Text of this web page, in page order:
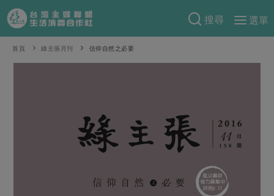
搜尋
選單
產品分類
防災用品預購圓滿結束
一籃菜真心話
首頁 綠主張月刊 信仰自然之必要